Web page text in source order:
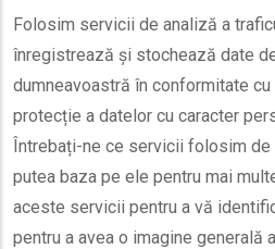
Folosim servicii de analiză a
înregistrează și stochează date
dumneavoastră în conformitate
protecție a datelor cu caracter
Întrebați-ne ce servicii folosim de
putea baza pe ele pentru mai
aceste servicii pentru a vă
pentru a avea o imagine generală